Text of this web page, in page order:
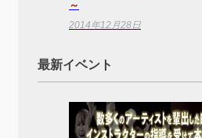
～
2014年12月28日
最新イベント